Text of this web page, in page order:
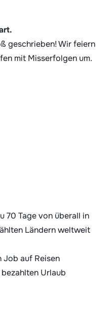
geschrieben! Wir feiern
mit Misserfolgen um.
70 Tage von überall in
Ländern weltweit
auf Reisen
Urlaub